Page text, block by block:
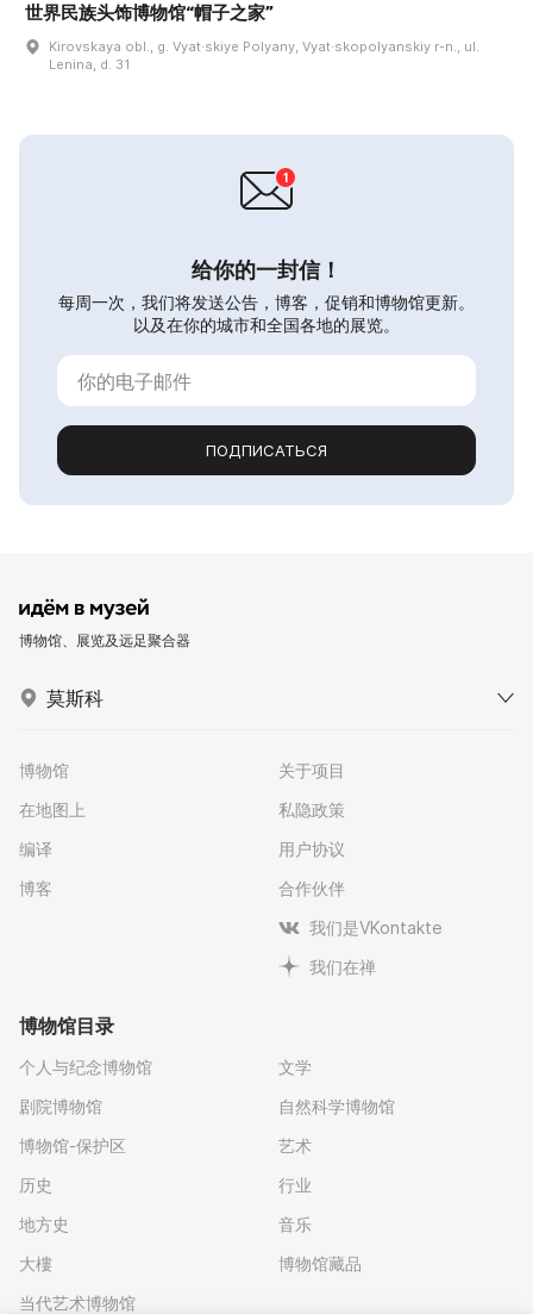
世界民族头饰博物馆“帽子之家”
Kirovskaya obl., g. Vyat·skiye Polyany, Vyat·skopolyanskiy r-n., ul.
Lenina, d. 31
给你的一封信！
每周一次，我们将发送公告，博客，促销和博物馆更新。
以及在你的城市和全国各地的展览。
ПОДПИСАТЬСЯ
博物馆、展览及远足聚合器
莫斯科
博物馆
在地图上
编译
博客
关于项目
私隐政策
用户协议
合作伙伴
我们是VKontakte
我们在禅
博物馆目录
个人与纪念博物馆
剧院博物馆
博物馆-保护区
历史
地方史
大樓
当代艺术博物馆
文学
自然科学博物馆
艺术
行业
音乐
博物馆藏品